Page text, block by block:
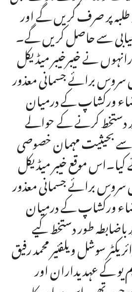
طلبہ پر صرف کریں گے اور
سے حاصل کریں گے۔
نے خیبرخیبر میڈیکل
سروس برائے جسمانی معذور
ورکشاپ کے درمیان
دستخط کرنے کے حوالے
بحیثیت مہمان خصوصی
موقع خیبر میڈیکل
سروس برائے جسمانی معذور
ورکشاپ کے درمیان
طور دستخط کیے
سوشل ویلفئیر محمد رفیق
کے عہدیداران اور